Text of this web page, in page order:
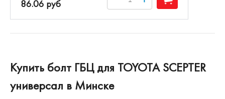
86.06 руб
Купить болт ГБЦ для TOYOTA SCEPTER
универсал в Минске